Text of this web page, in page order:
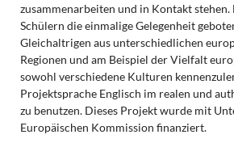
zusammenarbeiten und in Kontakt
Schülern die einmalige Gelegenheit
Gleichaltrigen aus unterschiedlichen
Regionen und am Beispiel der Vielfalt
sowohl verschiedene Kulturen
Projektsprache Englisch im realen und
zu benutzen. Dieses Projekt wurde mit
Europäischen Kommission finanziert.